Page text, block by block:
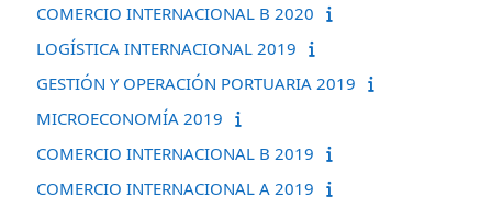
COMERCIO INTERNACIONAL B 2020
LOGÍSTICA INTERNACIONAL 2019
GESTIÓN Y OPERACIÓN PORTUARIA 2019
MICROECONOMÍA 2019
COMERCIO INTERNACIONAL B 2019
COMERCIO INTERNACIONAL A 2019